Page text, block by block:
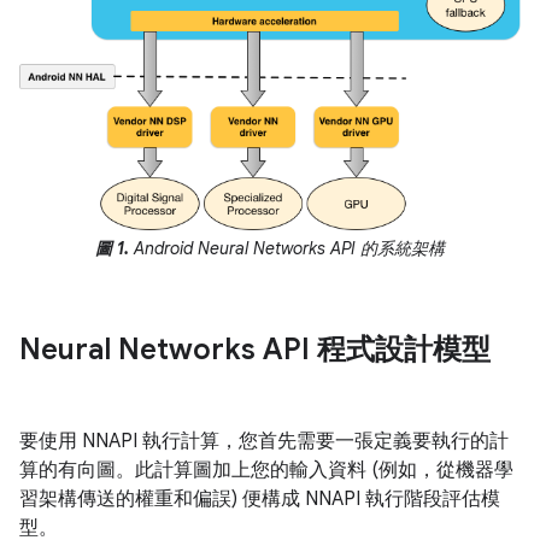
圖 1. Android Neural Networks API 的系統架構
Neural Networks API 程式設計模型
要使用 NNAPI 執行計算，您首先需要一張定義要執行的計
算的有向圖。此計算圖加上您的輸入資料 (例如，從機器學
習架構傳送的權重和偏誤) 便構成 NNAPI 執行階段評估模
型。